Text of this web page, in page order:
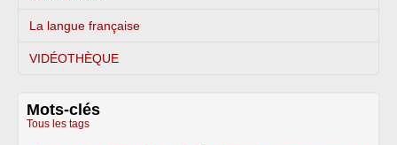
La langue française
VIDÉOTHÈQUE
Mots-clés
Tous les tags